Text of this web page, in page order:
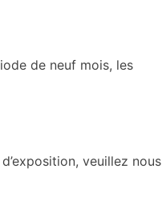
de neuf mois, les
veuillez nous